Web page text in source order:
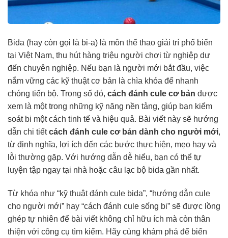
Bida (hay còn gọi là bi-a) là môn thể thao giải trí phổ biến
tại Việt Nam, thu hút hàng triệu người chơi từ nghiệp dư
đến chuyên nghiệp. Nếu bạn là người mới bắt đầu, việc
nắm vững các kỹ thuật cơ bản là chìa khóa để nhanh
chóng tiến bộ. Trong số đó, cách đánh cule cơ bản được
xem là một trong những kỹ năng nền tảng, giúp bạn kiểm
soát bi một cách tinh tế và hiệu quả. Bài viết này sẽ hướng
dẫn chi tiếtcách đánh cule cơ bản dành cho người mới,
từ định nghĩa, lợi ích đến các bước thực hiện, mẹo hay và
lỗi thường gặp. Với hướng dẫn dễ hiểu, bạn có thể tự
luyện tập ngay tại nhà hoặc câu lạc bộ bida gần nhất.
Từ khóa như “kỹ thuật đánh cule bida”, “hướng dẫn cule
cho người mới” hay “cách đánh cule sống bi” sẽ được lồng
ghép tự nhiên để bài viết không chỉ hữu ích mà còn thân
thiện với công cụ tìm kiếm. Hãy cùng khám phá để biến